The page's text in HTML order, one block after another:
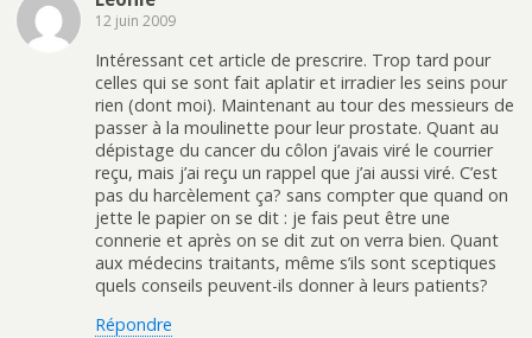
12 juin 2009
Intéressant cet article de prescrire. Trop tard pour
celles qui se sont fait aplatir et irradier les seins pour
rien (dont moi). Maintenant au tour des messieurs de
passer à la moulinette pour leur prostate. Quant au
dépistage du cancer du côlon j’avais viré le courrier
reçu, mais j’ai reçu un rappel que j’ai aussi viré. C’est
pas du harcèlement ça? sans compter que quand on
jette le papier on se dit : je fais peut être une
connerie et après on se dit zut on verra bien. Quant
aux médecins traitants, même s’ils sont sceptiques
quels conseils peuvent-ils donner à leurs patients?
Répondre